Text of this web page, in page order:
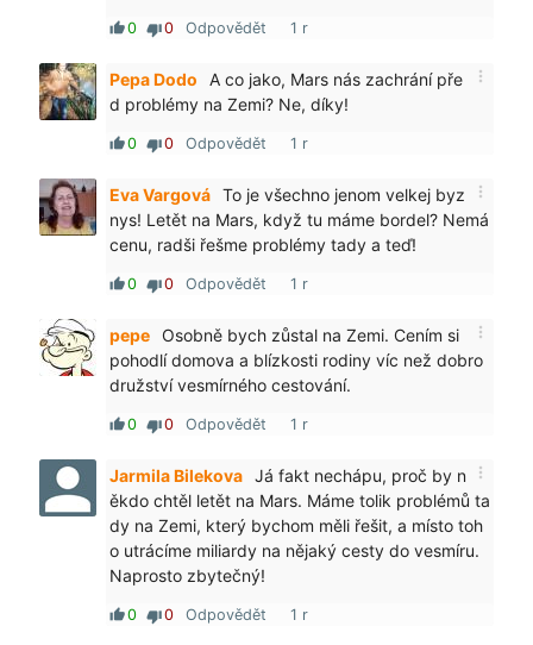
thumb_up0 thumb_down0 Odpovědět 1 r
Pepa Dodo more_vert
A co jako, Mars nás zachrání pře
d problémy na Zemi? Ne, díky!
thumb_up0 thumb_down0 Odpovědět 1 r
Eva Vargová more_vert
To je všechno jenom velkej byz
nys! Letět na Mars, když tu máme bordel? Nemá
cenu, radši řešme problémy tady a teď!
thumb_up0 thumb_down0 Odpovědět 1 r
pepe more_vert
Osobně bych zůstal na Zemi. Cením si
pohodlí domova a blízkosti rodiny víc než dobro
družství vesmírného cestování.
thumb_up0 thumb_down0 Odpovědět 1 r
Jarmila Bilekova more_vert
Já fakt nechápu, proč by n
ěkdo chtěl letět na Mars. Máme tolik problémů ta
dy na Zemi, který bychom měli řešit, a místo toh
o utrácíme miliardy na nějaký cesty do vesmíru.
Naprosto zbytečný!
thumb_up0 thumb_down0 Odpovědět 1 r